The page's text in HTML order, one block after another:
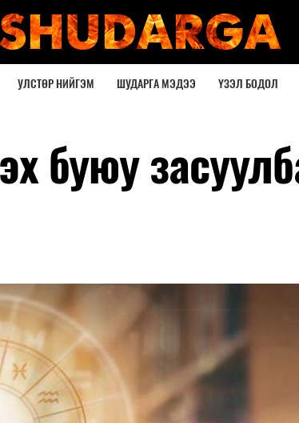
УЛСТӨР НИЙГЭМ ШУДАРГА МЭДЭЭ ҮЗЭЛ БОДОЛ
буюу